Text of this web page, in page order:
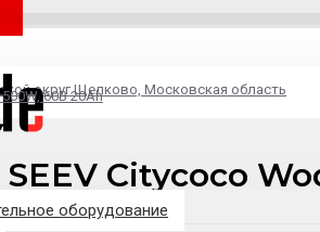
округ Щелково, Московская область
оборудование
60В 20Ah
Citycoco